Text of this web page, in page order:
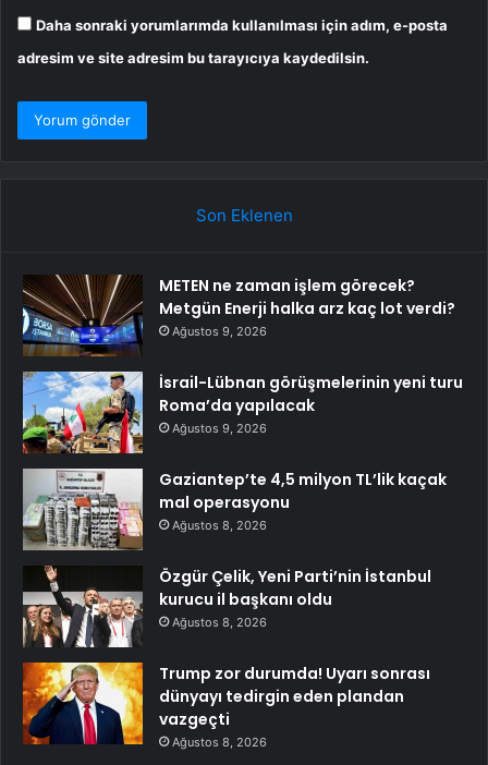
Daha sonraki yorumlarımda kullanılması için adım, e-posta
adresim ve site adresim bu tarayıcıya kaydedilsin.
Son Eklenen
METEN ne zaman işlem görecek?
Metgün Enerji halka arz kaç lot verdi?
Ağustos 9, 2026
İsrail-Lübnan görüşmelerinin yeni turu
Roma’da yapılacak
Ağustos 9, 2026
Gaziantep’te 4,5 milyon TL’lik kaçak
mal operasyonu
Ağustos 8, 2026
Özgür Çelik, Yeni Parti’nin İstanbul
kurucu il başkanı oldu
Ağustos 8, 2026
Trump zor durumda! Uyarı sonrası
dünyayı tedirgin eden plandan
vazgeçti
Ağustos 8, 2026